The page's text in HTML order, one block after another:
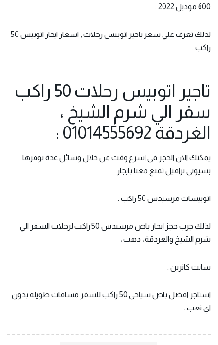
600 موديل 2022 .
لذلك تعرف علي سعر تاجير اتوبيس رحلات , اسعار ايجار اتوبيس 50
راكب .
تاجير اتوبيس رحلات 50 راكب
سفر الي شرم الشيخ ،
الغردقة 01014555692 :
يمكنك الان الحجز في اسرع وقت من خلال وسائل عدة توفرها
بسيونى ترافيل تمتع معنا بايجار
اتوبيسات مرسيدس 50 راكب .
لذلك جرب حجز ايجار باص مرسيدس 50 راكب لرحلات السفر الي
شرم الشيخ والغردقة ، دهب ،
سانت كاترين .
استاجر افضل باص سياحي 50 راكب للسفر مسافات طويله بدون
اي تعب .